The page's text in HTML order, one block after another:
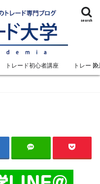
search
トレード初心者講座 トレード